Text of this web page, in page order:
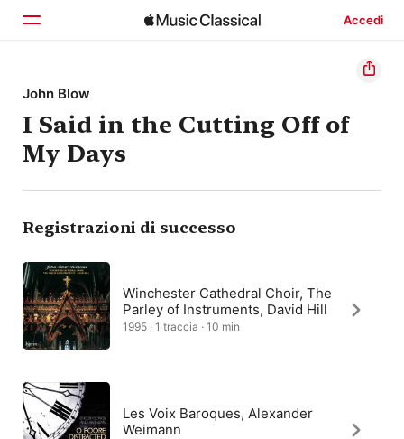
Accedi
Home
Scopri
Cerca
John Blow
I Said in the Cutting Off of
My Days
Registrazioni di successo
Winchester Cathedral Choir, The
Parley of Instruments, David Hill
1995 · 1 traccia · 10 min
Les Voix Baroques, Alexander
Weimann